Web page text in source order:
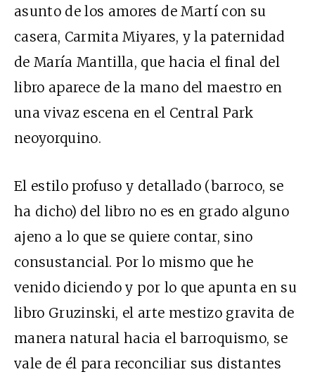
asunto de los amores de Martí con su
casera, Carmita Miyares, y la paternidad
de María Mantilla, que hacia el final del
libro aparece de la mano del maestro en
una vivaz escena en el Central Park
neoyorquino.
El estilo profuso y detallado (barroco, se
ha dicho) del libro no es en grado alguno
ajeno a lo que se quiere contar, sino
consustancial. Por lo mismo que he
venido diciendo y por lo que apunta en su
libro Gruzinski, el arte mestizo gravita de
manera natural hacia el barroquismo, se
vale de él para reconciliar sus distantes